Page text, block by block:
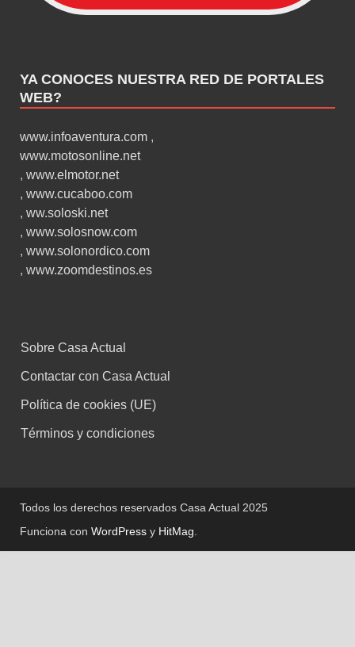
YA CONOCES NUESTRA RED DE PORTALES
WEB?
www.infoaventura.com ,
www.motosonline.net
, www.elmotor.net
, www.cucaboo.com
, ww.soloski.net
, www.solosnow.com
, www.solonordico.com
, www.zoomdestinos.es
Sobre Casa Actual
Contactar con Casa Actual
Política de cookies (UE)
Términos y condiciones
Todos los derechos reservados Casa Actual 2025
Funciona con WordPress y HitMag.